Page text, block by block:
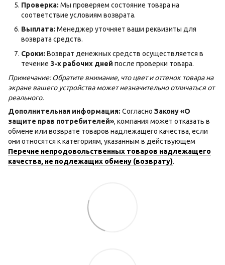
Проверка: Мы проверяем состояние товара на
соответствие условиям возврата.
Выплата: Менеджер уточняет ваши реквизиты для
возврата средств.
Сроки: Возврат денежных средств осуществляется в
течение 3-х рабочих дней после проверки товара.
Примечание: Обратите внимание, что цвет и оттенок товара на
экране вашего устройства может незначительно отличаться от
реального.
Дополнительная информация: Согласно Закону «О
защите прав потребителей», компания может отказать в
обмене или возврате товаров надлежащего качества, если
они относятся к категориям, указанным в действующем
Перечне непродовольственных товаров надлежащего
качества, не подлежащих обмену (возврату).